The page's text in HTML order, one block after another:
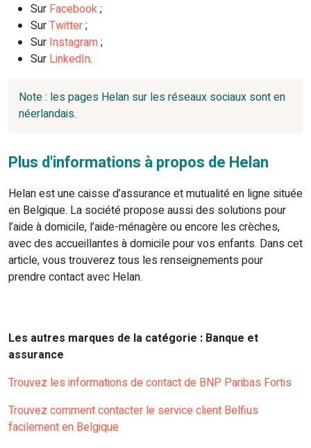
Sur Facebook;
SurTwitter;
Sur Instagram;
Sur LinkedIn.
Note : les pages Helan sur les réseaux sociaux sont en
néerlandais.
Plus d'informations à propos de Helan
Helan est une caisse d’assurance et mutualité en ligne située
en Belgique. La société propose aussi des solutions pour
l’aide à domicile, l’aide-ménagère ou encore les crèches,
avec des accueillantes à domicile pour vos enfants. Dans cet
article, vous trouverez tous les renseignements pour
prendre contact avec Helan.
Les autres marques de la catégorie : Banque et
assurance
Trouvez les informations de contact de BNP Paribas Fortis
Trouvez comment contacter le service client Belfius
facilement en Belgique